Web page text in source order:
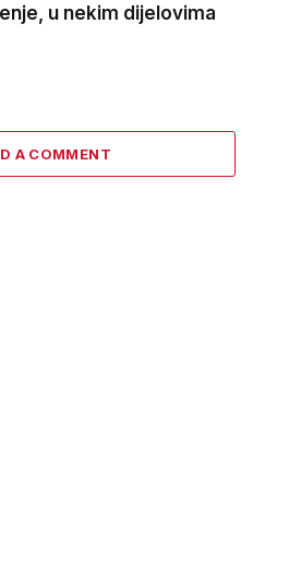
u nekim dijelovima
A COMMENT